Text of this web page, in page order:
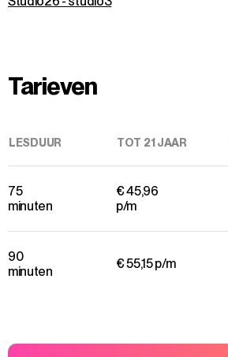
Tarieven
LESDUUR TOT 21 JAAR
75
minuten
€ 45,96
p/m
90
minuten
€ 55,15 p/m